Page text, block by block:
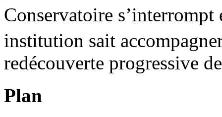
Conservatoire
institution sait
redécouverte progressive
Plan